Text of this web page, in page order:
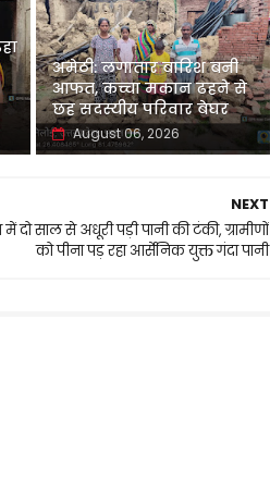
अमेठी: लगातार बारिश बनी
आफत, कच्चा मकान ढहने से
छह सदस्यीय परिवार बेघर
August 06, 2026
NEXT
में दो साल से अधूरी पड़ी पानी की टंकी, ग्रामीणों
को पीना पड़ रहा आर्सेनिक युक्त गंदा पानी